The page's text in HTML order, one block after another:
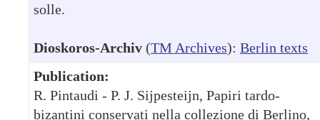
solle.
Dioskoros-Archiv (TM Archives): Berlin texts
Publication:
R. Pintaudi - P. J. Sijpesteijn, Papiri tardo-
bizantini conservati nella collezione di Berlino,